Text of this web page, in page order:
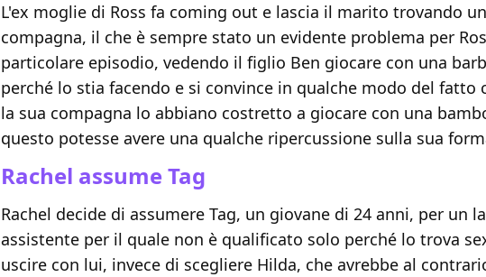
L'ex moglie di Ross fa coming out e lascia il marito trovando
compagna, il che è sempre stato un evidente problema per
particolare episodio, vedendo il figlio Ben giocare con una
perché lo stia facendo e si convince in qualche modo del fatto
la sua compagna lo abbiano costretto a giocare con una
questo potesse avere una qualche ripercussione sulla sua
Rachel assume Tag
Rachel decide di assumere Tag, un giovane di 24 anni, per un
assistente per il quale non è qualificato solo perché lo trova
uscire con lui, invece di scegliere Hilda, che avrebbe al